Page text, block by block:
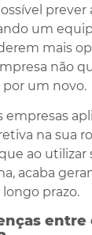
um
mais
não
um novo.
empresas
na sua
ao
acaba
longo prazo.
entre